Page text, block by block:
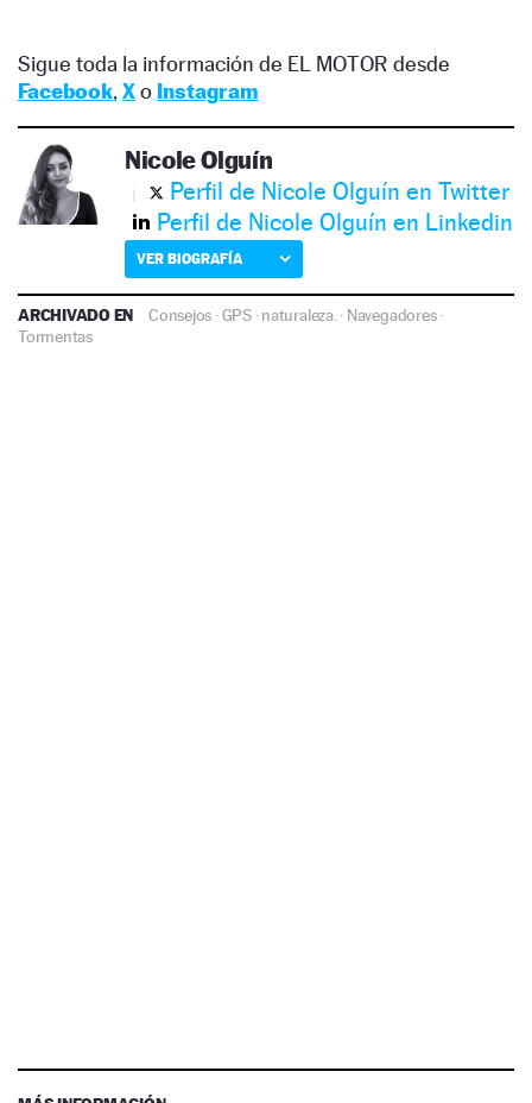
Sigue toda la información de EL MOTOR desde
Facebook, Xo Instagram
Nicole Olguín
Perfil de Nicole Olguín en Twitter
Perfil de Nicole Olguín en Linkedin
VER BIOGRAFÍA
ARCHIVADO EN Consejos ·GPS·naturaleza. · Navegadores·
Tormentas